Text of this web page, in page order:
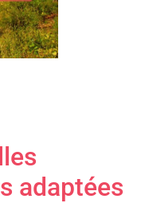
adaptées